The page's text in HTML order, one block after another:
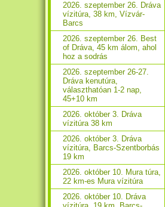
2026. szeptember 26. Dráva
vízitúra, 38 km, Vízvár-
Barcs
2026. szeptember 26. Best
of Dráva, 45 km álom, ahol
hoz a sodrás
2026. szeptember 26-27.
Dráva kenutúra,
választhatóan 1-2 nap,
45+10 km
2026. október 3. Dráva
vízitúra 38 km
2026. október 3. Dráva
vízitúra, Barcs-Szentborbás
19 km
2026. október 10. Mura túra,
22 km-es Mura vízitúra
2026. október 10. Dráva